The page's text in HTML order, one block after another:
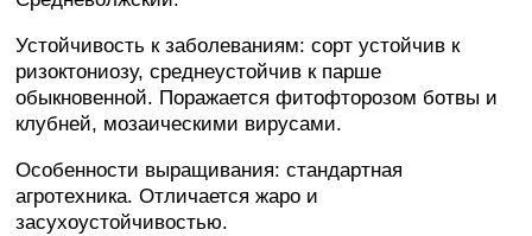
Устойчивость к заболеваниям: сорт устойчив к
ризоктониозу, среднеустойчив к парше
обыкновенной. Поражается фитофторозом ботвы и
клубней, мозаическими вирусами.
Особенности выращивания: стандартная
агротехника. Отличается жаро и
засухоустойчивостью.